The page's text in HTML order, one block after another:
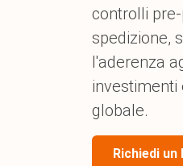
controlli
spedizione,
l'aderenza
investimenti
globale.
Richiedi